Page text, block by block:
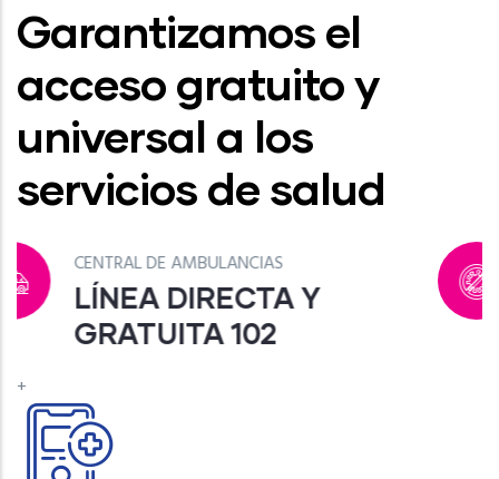
Garantizamos el
acceso gratuito y
universal a los
servicios de salud
CENTRO NACIONAL DE COVID-19
LÍNEA DIRECTA Y
GRATUITA 132
+